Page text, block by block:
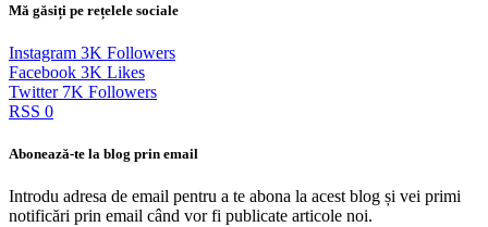
Mă găsiți pe rețelele sociale
Instagram 3K Followers
Facebook 3K Likes
Twitter 7K Followers
RSS 0
Abonează-te la blog prin email
Introdu adresa de email pentru a te abona la acest blog și vei primi
notificări prin email când vor fi publicate articole noi.